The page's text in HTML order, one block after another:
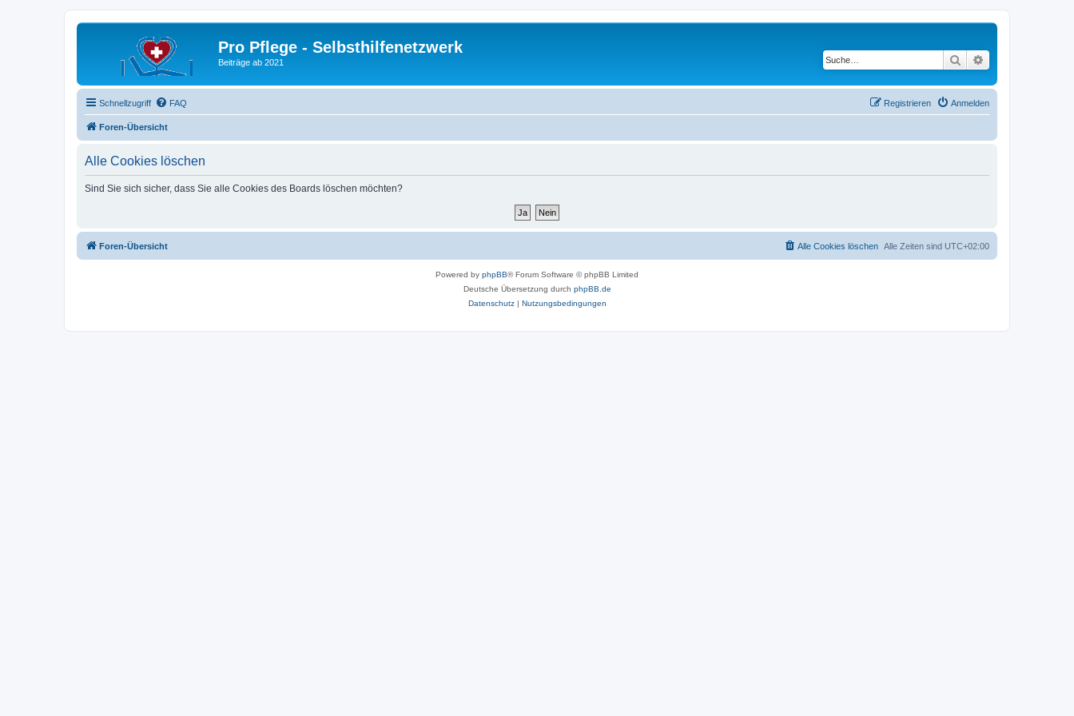
Pro Pflege - Selbsthilfenetzwerk
Beiträge ab 2021 Suche
Schnellzugriff FAQ Anmelden
Registrieren
Foren-Übersicht
Alle Cookies löschen
Sind Sie sich sicher, dass Sie alle Cookies des Boards löschen möchten?
Foren-Übersicht Alle Zeiten sind UTC+02:00
Alle Cookies löschen
Powered by phpBB® Forum Software © phpBB Limited
Deutsche Übersetzung durch phpBB.de
Datenschutz| Nutzungsbedingungen